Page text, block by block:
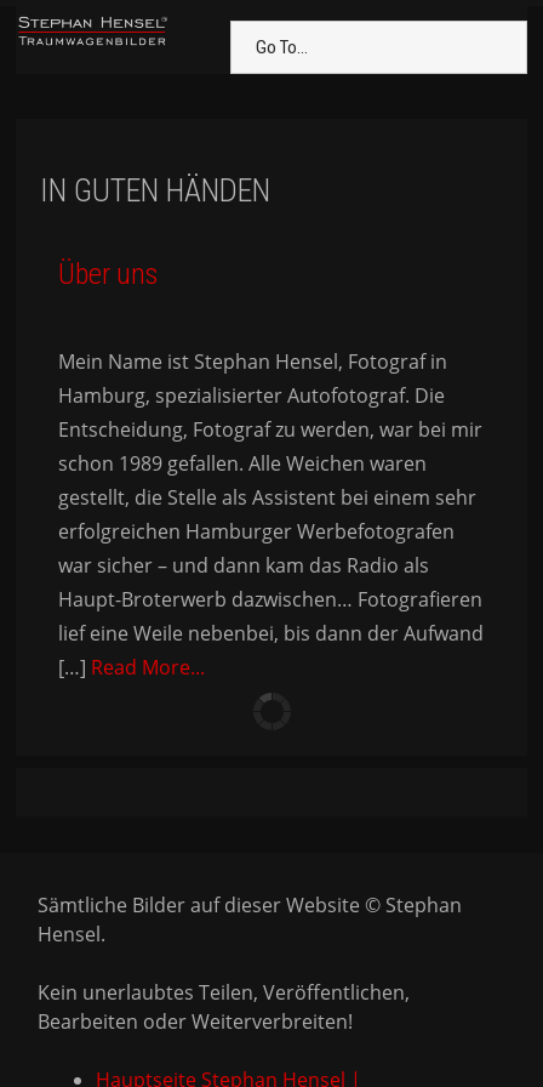
Go To...
IN GUTEN HÄNDEN
Über uns
Mein Name ist Stephan Hensel, Fotograf in
Hamburg, spezialisierter Autofotograf. Die
Entscheidung, Fotograf zu werden, war bei mir
schon 1989 gefallen. Alle Weichen waren
gestellt, die Stelle als Assistent bei einem sehr
erfolgreichen Hamburger Werbefotografen
war sicher – und dann kam das Radio als
Haupt-Broterwerb dazwischen… Fotografieren
lief eine Weile nebenbei, bis dann der Aufwand
[…] Read More...
Sämtliche Bilder auf dieser Website © Stephan
Hensel.
Kein unerlaubtes Teilen, Veröffentlichen,
Bearbeiten oder Weiterverbreiten!
Hauptseite Stephan Hensel |